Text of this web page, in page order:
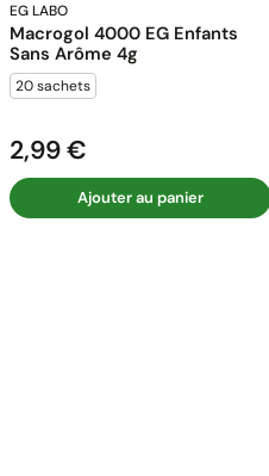
EG LABO
Macrogol 4000 EG Enfants
Sans Arôme 4g
20 sachets
Prix
2,99 €
Ajouter au panier